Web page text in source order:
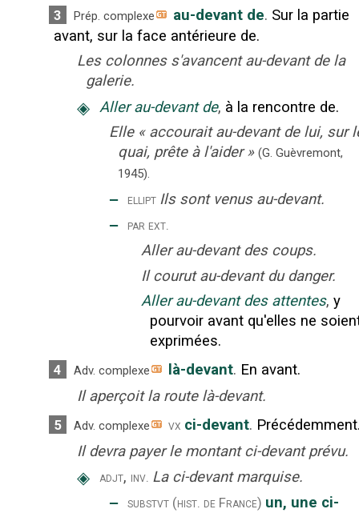
3 Prép. complexe au-devant de. Sur la partie
avant, sur la face antérieure de.
Les colonnes s'avancent au-devant de la
galerie.
◈ Aller au-devant de, à la rencontre de.
Elle « accourait au-devant de lui, sur
quai, prête à l'aider » (G. Guèvremont,
1945).
‒ ellipt Ils sont venus au-devant.
‒ par ext.
Aller au-devant des coups.
Il courut au-devant du danger.
Aller au-devant des attentes, y
pourvoir avant qu'elles ne
exprimées.
4 Adv. complexe là-devant. En avant.
Il aperçoit la route là-devant.
5 Adv. complexe vx ci-devant.
Il devra payer le montant ci-devant prévu.
◈ adjt, inv. La ci-devant marquise.
‒ substvt (hist. de France) un, une ci-